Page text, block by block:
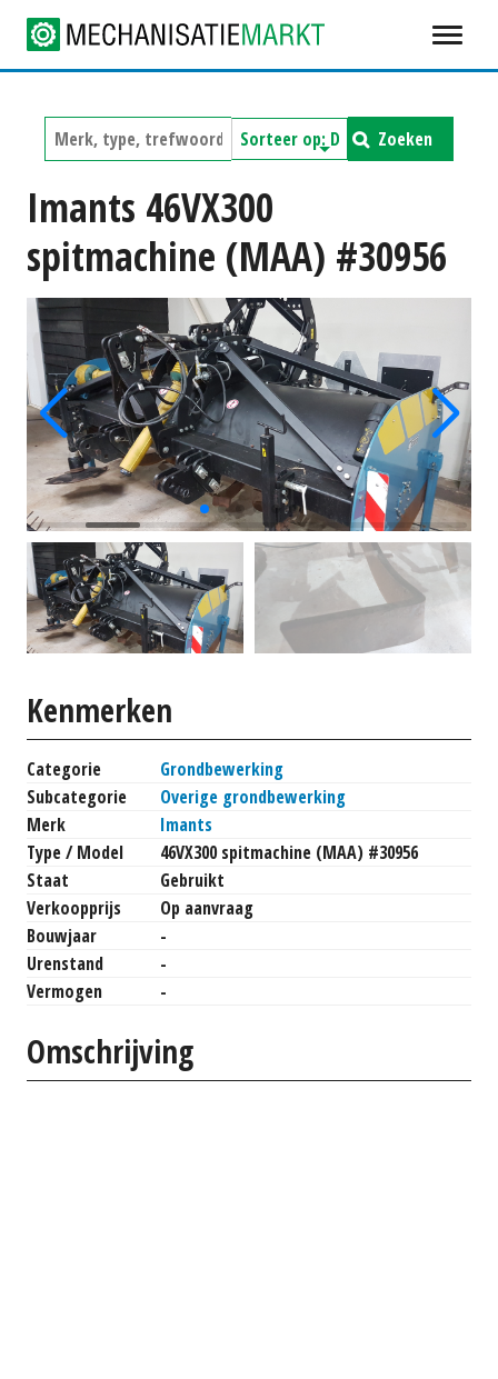
Zoeken
Imants 46VX300
spitmachine (MAA) #30956
Kenmerken
Categorie
Grondbewerking
Subcategorie
Overige grondbewerking
Merk
Imants
Type / Model
46VX300 spitmachine (MAA) #30956
Staat
Gebruikt
Verkoopprijs
Op aanvraag
Bouwjaar
-
Urenstand
-
Vermogen
-
Omschrijving